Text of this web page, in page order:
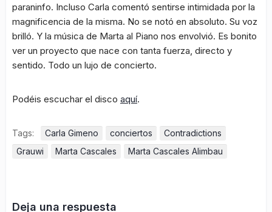
paraninfo. Incluso Carla comentó sentirse intimidada por la
magnificencia de la misma. No se notó en absoluto. Su voz
brilló. Y la música de Marta al Piano nos envolvió. Es bonito
ver un proyecto que nace con tanta fuerza, directo y
sentido. Todo un lujo de concierto.
Podéis escuchar el disco aquí.
Tags: Carla Gimeno conciertos
Contradictions
Grauwi
Marta Cascales Marta Cascales Alimbau
Deja una respuesta